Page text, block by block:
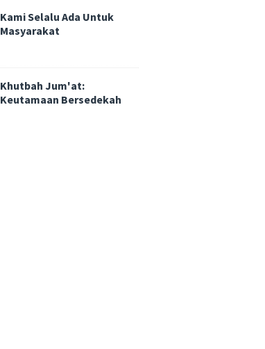
Kami Selalu Ada Untuk
Masyarakat
Khutbah Jum'at:
Keutamaan Bersedekah